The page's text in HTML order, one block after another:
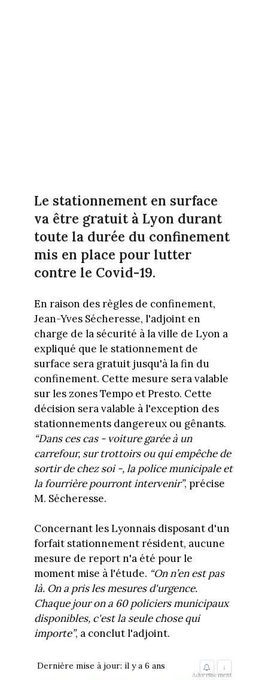
Le stationnement en surface
va être gratuit à Lyon durant
toute la durée du confinement
mis en place pour lutter
contre le Covid-19.
En raison des règles de confinement,
Jean-Yves Sécheresse, l'adjoint en
charge de la sécurité à la ville de Lyon a
expliqué que le stationnement de
surface sera gratuit jusqu'à la fin du
confinement. Cette mesure sera valable
sur les zones Tempo et Presto. Cette
décision sera valable à l'exception des
stationnements dangereux ou gênants.
“Dans ces cas - voiture garée à un
carrefour, sur trottoirs ou qui empêche de
sortir de chez soi -, la police municipale et
la fourrière pourront intervenir”, précise
M. Sécheresse.
Concernant les Lyonnais disposant d'un
forfait stationnement résident, aucune
mesure de report n'a été pour le
moment mise à l'étude. “On n’en est pas
là. On a pris les mesures d'urgence.
Chaque jour on a 60 policiers municipaux
disponibles, c'est la seule chose qui
importe”, a conclut l'adjoint.
Dernière mise à jour: il y a 6 ans ↓
Advertisement